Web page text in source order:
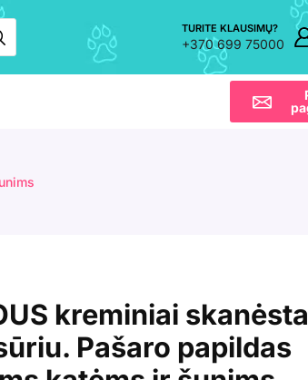
TURITE KLAUSIMŲ?
+370 699 75000
kreminiai
Pašaro papildas